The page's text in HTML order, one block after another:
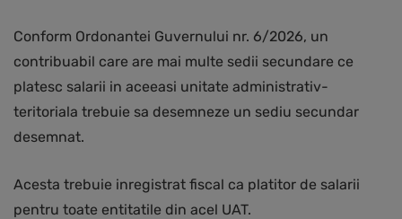
Conform Ordonantei Guvernului nr. 6/2026, un
contribuabil care are mai multe sedii secundare ce
platesc salarii in aceeasi unitate administrativ-
teritoriala trebuie sa desemneze un sediu secundar
desemnat.
Acesta trebuie inregistrat fiscal ca platitor de salarii
pentru toate entitatile din acel UAT.